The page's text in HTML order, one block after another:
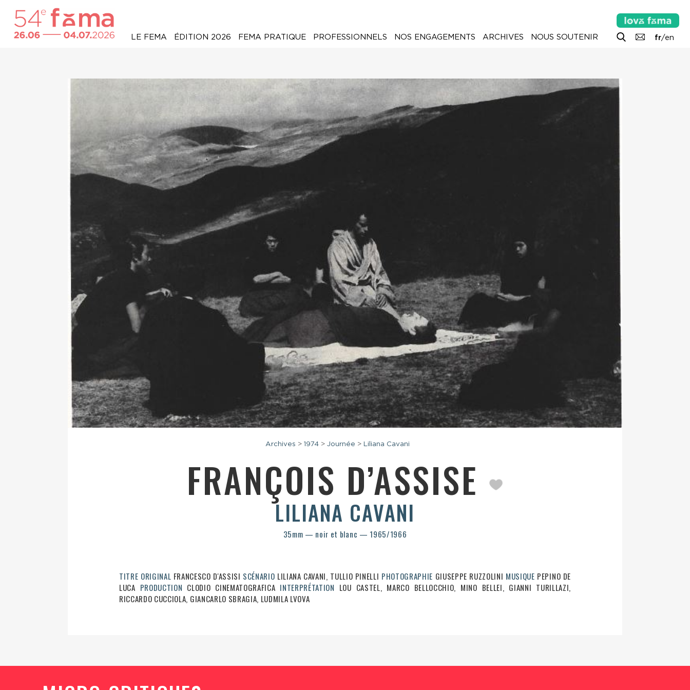
fr/en
LE FEMA ÉDITION 2026 FEMA PRATIQUE PROFESSIONNELS NOS ENGAGEMENTS ARCHIVES NOUS SOUTENIR
Archives > 1974> Journée > Liliana Cavani
FRANÇOIS D’ASSISE
LILIANA CAVANI
35mm — noir et blanc — 1965/1966
TITRE ORIGINAL FRANCESCO D'ASSISI SCÉNARIO LILIANA CAVANI, TULLIO PINELLI PHOTOGRAPHIE GIUSEPPE RUZZOLINI MUSIQUE PEPINO DE
LUCA PRODUCTION CLODIO CINEMATOGRAFICA INTERPRÉTATION LOU CASTEL, MARCO BELLOCCHIO, MINO BELLEI, GIANNI TURILLAZI,
RICCARDO CUCCIOLA, GIANCARLO SBRAGIA, LUDMILA LVOVA